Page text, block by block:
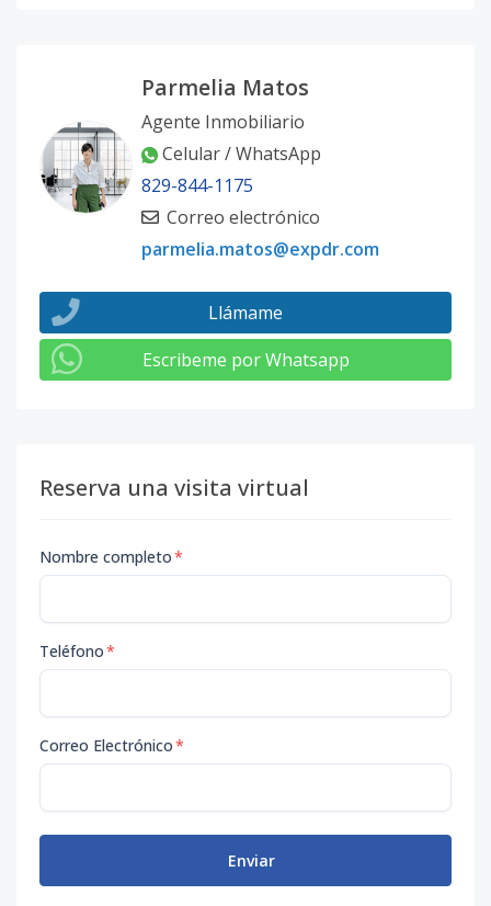
Parmelia Matos
Agente Inmobiliario
Celular / WhatsApp
829-844-1175
Correo electrónico
parmelia.matos@expdr.com
Llámame
Escribeme por Whatsapp
Reserva una visita virtual
Nombre completo*
Teléfono*
Correo Electrónico*
Enviar